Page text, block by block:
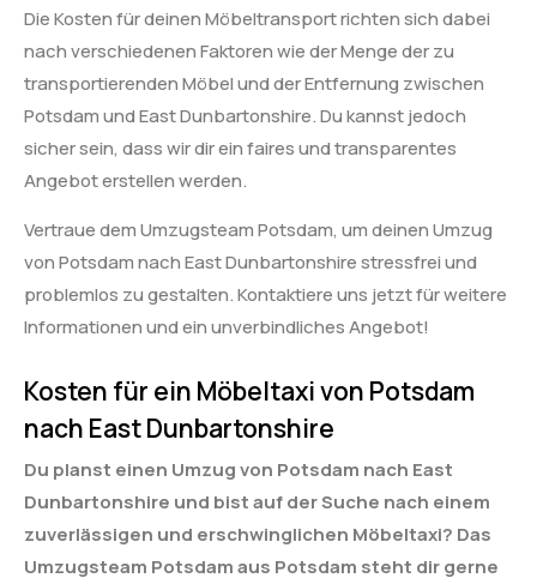
Die Kosten für deinen Möbeltransport richten sich dabei
nach verschiedenen Faktoren wie der Menge der zu
transportierenden Möbel und der Entfernung zwischen
Potsdam und East Dunbartonshire. Du kannst jedoch
sicher sein, dass wir dir ein faires und transparentes
Angebot erstellen werden.
Vertraue dem Umzugsteam Potsdam, um deinen Umzug
von Potsdam nach East Dunbartonshire stressfrei und
problemlos zu gestalten. Kontaktiere uns jetzt für weitere
Informationen und ein unverbindliches Angebot!
Kosten für ein Möbeltaxi von Potsdam
nach East Dunbartonshire
Du planst einen Umzug von Potsdam nach East
Dunbartonshire und bist auf der Suche nach einem
zuverlässigen und erschwinglichen Möbeltaxi? Das
Umzugsteam Potsdam aus Potsdam steht dir gerne